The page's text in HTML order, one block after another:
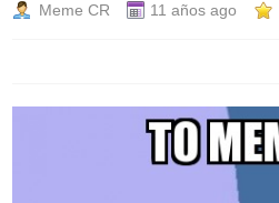
Meme CR 11 años ago